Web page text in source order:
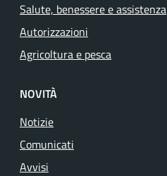
Salute, benessere e assistenza
Autorizzazioni
Agricoltura e pesca
NOVITÀ
Notizie
Comunicati
Avvisi